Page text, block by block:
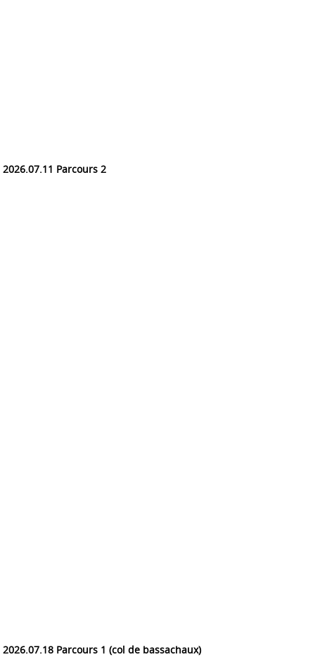
2026.07.11 Parcours 2
2026.07.18 Parcours 1 (col de bassachaux)